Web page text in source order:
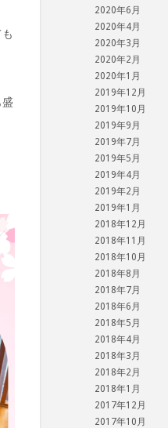
2020年6月
2020年4月
2020年3月
2020年2月
2020年1月
2019年12月
2019年10月
2019年9月
2019年7月
2019年5月
2019年4月
2019年2月
2019年1月
2018年12月
2018年11月
2018年10月
2018年8月
2018年7月
2018年6月
2018年5月
2018年4月
2018年3月
2018年2月
2018年1月
2017年12月
2017年10月